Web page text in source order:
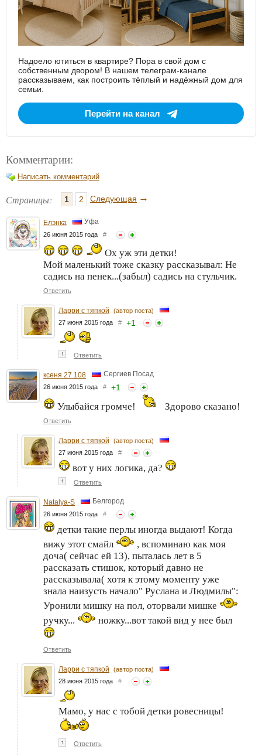
Надоело ютиться в квартире? Пора в свой дом с
собственным двором! В нашем телеграм-канале
рассказываем, как построить тёплый и надёжный дом для
семьи.
Перейти на канал
Комментарии:
Написать комментарий
Страницы: 1 2 Следующая →
Елэнка Уфа
26 июня 2015 года #
Ох уж эти детки!
Мой маленький тоже сказку рассказывал: Не
садись на пенек...(забыл) садись на стульчик.
Ответить
Ларри с тяпкой
(автор поста)
27 июня 2015 года # +1
↑ Ответить
ксеня 27 108 Сергиев Посад
26 июня 2015 года # +1
Улыбайся громче! Здорово сказано!
Ответить
Ларри с тяпкой
(автор поста)
27 июня 2015 года #
вот у них логика, да?
↑ Ответить
Natalya-S Белгород
26 июня 2015 года #
детки такие перлы иногда выдают! Когда
вижу этот смайл
, вспоминаю как моя
доча( сейчас ей 13), пыталась лет в 5
рассказать стишок, который давно не
рассказывала( хотя к этому моменту уже
знала наизусть начало" Руслана и Людмилы":
Уронили мишку на пол, оторвали мишке
ручку...
ножку...вот такой вид у нее был
Ответить
Ларри с тяпкой
(автор поста)
28 июня 2015 года #
Мамо, у нас с тобой детки ровесницы!
↑ Ответить